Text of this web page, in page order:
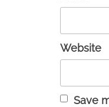
Website
Save